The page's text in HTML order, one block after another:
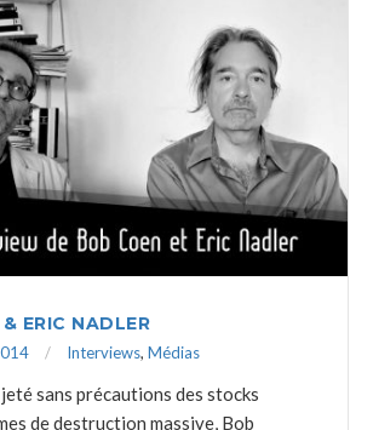
ERIC NADLER
Interviews, Médias
sans précautions des stocks
de destruction massive, Bob